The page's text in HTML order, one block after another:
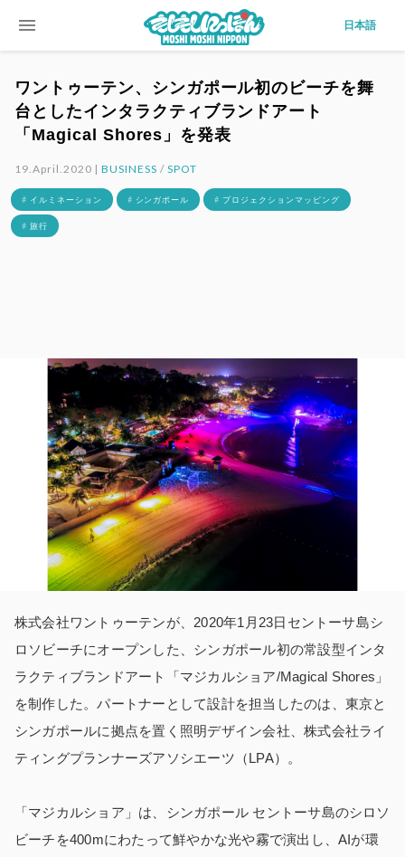
menu 日本語
ワントゥーテン、シンガポール初のビーチを舞
台としたインタラクティブランドアート
「Magical Shores」を発表
19.April.2020 |BUSINESS / SPOT
# イルミネーション # シンガポール # プロジェクションマッピング
# 旅行
株式会社ワントゥーテンが、2020年1月23日セントーサ島シ
ロソビーチにオープンした、シンガポール初の常設型インタ
ラクティブランドアート「マジカルショア/Magical Shores」
を制作した。パートナーとして設計を担当したのは、東京と
シンガポールに拠点を置く照明デザイン会社、株式会社ライ
ティングプランナーズアソシエーツ（LPA）。
「マジカルショア」は、シンガポール セントーサ島のシロソ
ビーチを400mにわたって鮮やかな光や霧で演出し、AIが環